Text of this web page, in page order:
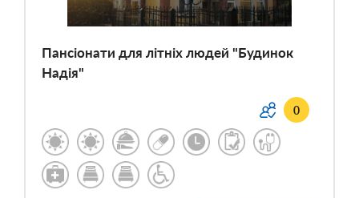
Пансіонати для літніх людей "Будинок
Надія"
0